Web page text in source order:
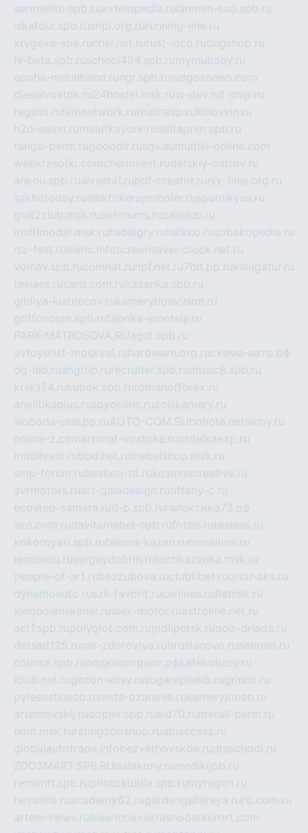
sarmiento.spb.suextelopedia.ru lammin-suo.spb.ru
iskatour.spb.rusnpi.org.ru running-line.ru
krygeva-spa.ruchel.net.ru rust-loco.rudugshop.ru
hl-beta.spb.ruschool494.spb.ru mymubaby.ru
epoha-metalband.ru ngr.spb.ru rusgosnews.com
dieselvostok.ru24hostel.msk.ruw-dev.ruf-ship.ru
regsmi.rufilmnetwork.ru malinasp.rukinosvin.ru
h2o-salon.ru malutkayork.rudeltaprim.spb.ru
tango-perm.rugooddir.rusgv.su multiki-online.com
webkrasotki.comcherinvest.rudetskiy-ostrov.ru
ankou.spb.rualvesta1.rupdf-creator.ru nix-files.org.ru
sakhatoday.ruelektrikersymboler.rusputnikyes.ru
golf2club.msk.ruaeforums.ruzallclub.ru
multimodal.msk.ru habaigry.ru haikko.rusobakopedia.ru
isz-fest.ruewnc.infoscreensaver-clock.net.ru
volnav.spb.rucomnat.ru npf.net.ru 7bit.pp.rukalugatur.ru
tesiaes.rucard.com.rukazanka.spb.ru
gildiya-kuznecov.rukameryboavision.ru
griffoncom.spb.rufabrika-emotsiy.ru
PARK-MATROSOVA.RUagat.spb.ru
avtoyurist-moskva1.ru hardware.org.ruсхема-авто.рф
dg-lab.ruangrup.ru recruiter.spb.ru music8.spb.ru
krsk124.rukubok.spb.ru romanofforex.ru
analitikaplus.ruspyonline.ruzosikamery.ru
sloboda-ural.pp.ruAUTO-COM.SU hohota.net alimy.ru
online-z.comaromat-vostoka.ruotdelkaexp.ru
mobilvest.rubbd.net.ru mebelshop.msk.ru
smp-forum.rubastion-td.rukosmoscreative.ru
avrmotors.ruart-galadesign.rutiffany-c.ru
ecostep-samara.rud-p.spb.ru галактика73.рф
sko.com.rudavitamebel-spb.rufotsis.rutesiaes.ru
kokoroyari.spb.rublesna-kazan.ru mossilver.ru
lenderoq.rusergeydobrin.rutochkazvuka.msk.ru
people-of-art.rubezzubova.ruclubtibet.ruorior-aks.ru
dynamoauto.ruszk-favorit.rucarlines.ruflatnsk.ru
kingbolenskaner.rualex-motor.ruastroline.net.ru
act1.spb.rupolyglot.com.rugidlipetsk.ruooo-driada.ru
detsad125.ru mir-zdoroviya.rubruslanovo.rusiterem.ru
council.spb.ruлодкипатриот.рфkafekolizey.ru
iclub.net.rugazon-easy.rusugarepilekb.rugrinox.ru
pylesostineco.ru msts-ozarenie.rukameryjooan.ru
artemovskij.rudopler.spb.ruaid70.ru metall-perm.ru
ndm.msk.ru ratingzooshop.ruapiaccess.ru
globalautotrade.info bezverhovskoe.rudrsschool.ru
ZOOSMART.SPB.RUdalakony.ru medikijob.ru
remontt.spb.ruphotostudia.spb.ru myragon.ru
terramia.ruacademy62.rugardengallereya.ru rti.com.ru
artem-news.rubiserinca.rukrasnodarkurort.com